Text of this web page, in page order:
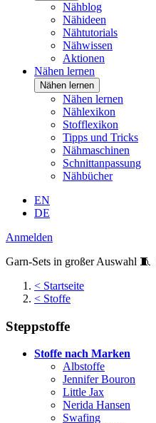
Nähblog
Nähideen
Nähtutorials
Nähwissen
Aktionen
Nähen lernen
Nähen lernen
Nähen lernen
Nählexikon
Stofflexikon
Tipps und Tricks
Nähmaschinen
Schnittanpassung
Nähbücher
EN
DE
Anmelden
Garn-Sets in großer Auswahl 🧵
< Startseite
< Stoffe
Steppstoffe
Stoffe nach Marken
Albstoffe
Jennifer Bouron
Little Jax
Nerida Hansen
Swafing